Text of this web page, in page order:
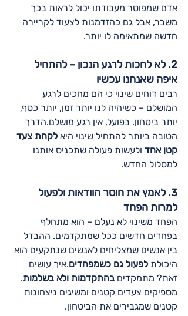
אדם שמפוטר מעבודתו יכול לראות בכך
משבר, אבל גם כהזדמנות לצעוד לקריירה
חדשה שמתאימה לו יותר.
2. לא לחכות לרגע הנכון – להתחיל
איפה שאנחנו עכשיו
רבים דוחים שינוי כי הם מחכים לרגע
המושלם – כשיהיה לנו יותר זמן, יותר כסף,
יותר ביטחון. בפועל, אין רגע מושלם.הדרך
הטובה ביותר להתחיל שינוי היא לקחת צעד
קטן אחד ולעשות פעולה שתכניס אותנו
למסלול החדש.
3. לאמץ את חוסר הוודאות ולפעול
למרות הפחד
הפחד משינוי לא נעלם – הוא מתחלף
בפחדים חדשים ככל שמתקדמים. ההבדל
בין אנשים שמצליחים לאנשים שנתקעים הוא
היכולת לפעול גם כשמפחדים.איך עושים
זאת? מתמקדים בהתקדמות ולא בשלמות.
מספיקים צעדים קטנים ומשיגים ניצחונות
קטנים שמגבירים את הביטחון.